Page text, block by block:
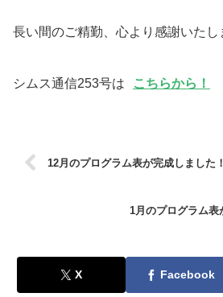
長い間のご精勤、心より感謝いたし
シムス通信253号は こちらから！
12月のプログラム表が完成しました
1月のプログラム表
X Facebook